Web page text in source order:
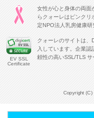
女性が心と身体の両面
らクォーレはピンク
定NPO法人乳房健康研
EV SSL
Certificate
クォーレのサイトは、
入しています。企業
頼性の高いSSL/TLS サ
Copyright (C)